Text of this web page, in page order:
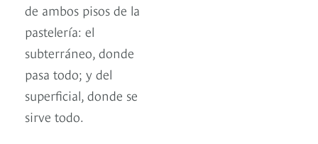
de ambos pisos de la
pastelería: el
subterráneo, donde
pasa todo; y del
superficial, donde se
sirve todo.